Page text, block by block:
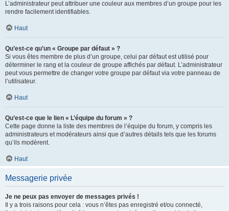
L’administrateur peut attribuer une couleur aux membres d’un groupe pour les
rendre facilement identifiables.
Haut
Qu’est-ce qu’un « Groupe par défaut » ?
Si vous êtes membre de plus d’un groupe, celui par défaut est utilisé pour
déterminer le rang et la couleur de groupe affichés par défaut. L’administrateur
peut vous permettre de changer votre groupe par défaut via votre panneau de
l’utilisateur.
Haut
Qu’est-ce que le lien « L’équipe du forum » ?
Cette page donne la liste des membres de l’équipe du forum, y compris les
administrateurs et modérateurs ainsi que d’autres détails tels que les forums
qu’ils modèrent.
Haut
Messagerie privée
Je ne peux pas envoyer de messages privés !
Il y a trois raisons pour cela : vous n’êtes pas enregistré et/ou connecté,